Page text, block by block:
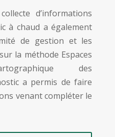
d’informations
à chaud a également
de gestion et les
la méthode Espaces
des
a permis de faire
venant compléter le